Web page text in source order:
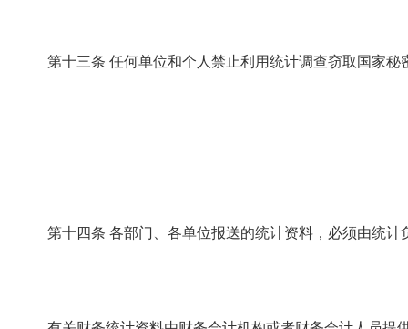
第十三条 任何单位和个人禁止利用统计调查窃取国家
第十四条 各部门、各单位报送的统计资料，必须由统